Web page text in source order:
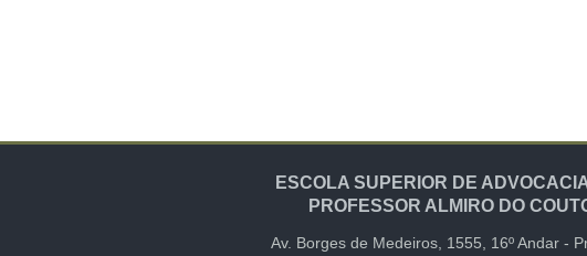
ESCOLA SUPERIOR DE
PROFESSOR ALMIRO DO
Av. Borges de Medeiros, 1555, 16º Andar -